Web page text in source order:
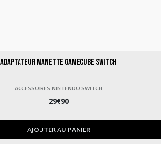
Adaptateur Manette GameCube Switch
ACCESSOIRES NINTENDO SWITCH
29€90
AJOUTER AU PANIER